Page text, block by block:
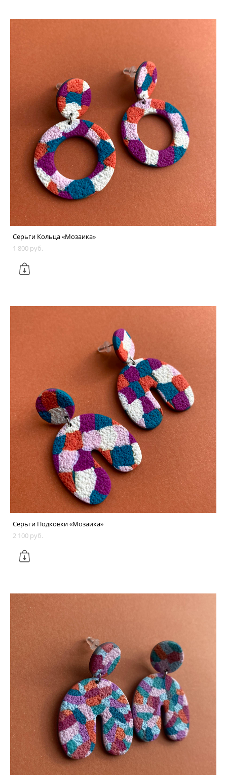
Серьги Кольца «Мозаика»
1 800 pуб.
Серьги Подковки «Мозаика»
2 100 pуб.